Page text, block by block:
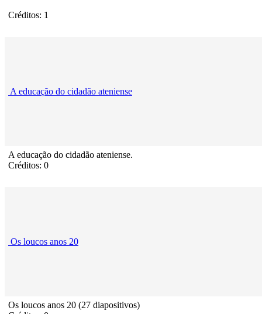
Créditos: 1
A educação do cidadão ateniense
A educação do cidadão ateniense.
Créditos: 0
Os loucos anos 20
Os loucos anos 20 (27 diapositivos)